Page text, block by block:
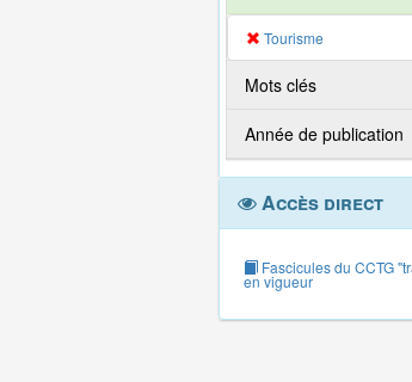
Tourisme
Mots clés
Année de publication
Accès direct
Fascicules du CCTG
en vigueur